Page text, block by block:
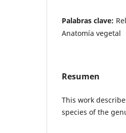
Palabras clave:
Anatomía vegetal
Resumen
This work
species of the